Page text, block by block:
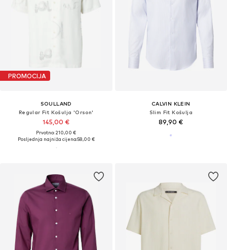
PROMOCIJA
SOULLAND
Regular Fit Košulja 'Orson'
145,00 €
Prvotno: 210,00 €
Posljednja najniža cijena:58,00 €
CALVIN KLEIN
Slim Fit Košulja
89,90 €